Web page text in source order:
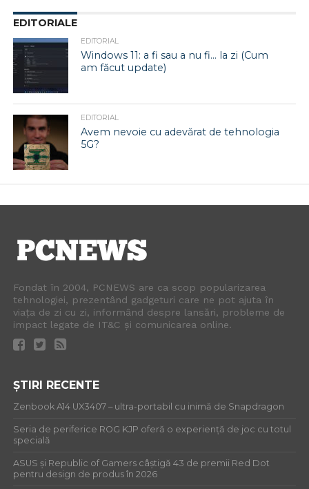
EDITORIALE
EDITORIAL
Windows 11: a fi sau a nu fi… la zi (Cum
am făcut update)
EDITORIAL
Avem nevoie cu adevărat de tehnologia
5G?
Fondat în 2004, PCNEWS are ca scop popularizarea
tehnologiei, prezentând gadgeturi care ne pot ajuta în
viața de zi cu zi, informând despre lansări, probleme de
impact legate de IT&C și comunicarea online.
ȘTIRI RECENTE
Zenbook A14 UX3407 – ultra-portabil cu inimă de Snapdragon
Seria de periferice ROG KJP oferă o experiență de joc cu totul
specială
ASUS și Republic of Gamers câștigă 43 de premii Red Dot
pentru design de produs în 2026